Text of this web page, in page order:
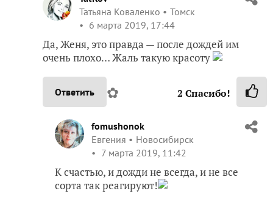
Татьяна Коваленко
Томск
6 марта 2019, 17:44
Да, Женя, это правда — после дождей им
очень плохо… Жаль такую красоту
Ответить ✿ 2 Спасибо!
fomushonok
Евгения
Новосибирск
7 марта 2019, 11:42
К счастью, и дожди не всегда, и не все
сорта так реагируют!